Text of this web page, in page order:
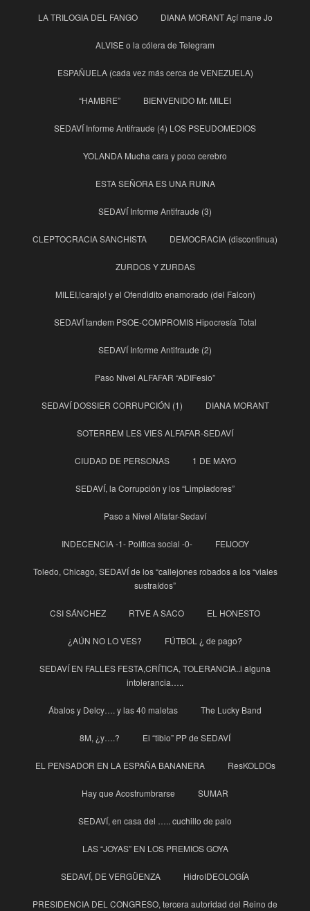
LA TRILOGIA DEL FANGO DIANA MORANT Açí mane Jo
ALVISE o la cólera de Telegram
ESPAÑUELA (cada vez más cerca de VENEZUELA)
“HAMBRE” BIENVENIDO Mr. MILEI
SEDAVÍ Informe Antifraude (4) LOS PSEUDOMEDIOS
YOLANDA Mucha cara y poco cerebro
ESTA SEÑORA ES UNA RUINA
SEDAVÍ Informe Antifraude (3)
CLEPTOCRACIA SANCHISTA DEMOCRACIA (discontinua)
ZURDOS Y ZURDAS
MILEI,!carajo! y el Ofendidito enamorado (del Falcon)
SEDAVÍ tandem PSOE-COMPROMIS Hipocresía Total
SEDAVÍ Informe Antifraude (2)
Paso Nivel ALFAFAR “ADIFesio”
SEDAVÍ DOSSIER CORRUPCIÓN (1) DIANA MORANT
SOTERREM LES VIES ALFAFAR-SEDAVÍ
CIUDAD DE PERSONAS 1 DE MAYO
SEDAVÍ, la Corrupción y los “Limpiadores”
Paso a Nivel Alfafar-Sedaví
INDECENCIA -1- Política social -0- FEIJOOY
Toledo, Chicago, SEDAVÍ de los “callejones robados a los “viales
sustraídos”
CSI SÁNCHEZ RTVE A SACO EL HONESTO
¿AÚN NO LO VES? FÚTBOL ¿ de pago?
SEDAVÍ EN FALLES FESTA,CRÍTICA, TOLERANCIA..i alguna
intolerancia…..
Ábalos y Delcy…. y las 40 maletas The Lucky Band
8M, ¿y….? El “tibio” PP de SEDAVÍ
EL PENSADOR EN LA ESPAÑA BANANERA ResKOLDOs
Hay que Acostrumbrarse SUMAR
SEDAVÍ, en casa del ….. cuchillo de palo
LAS “JOYAS” EN LOS PREMIOS GOYA
SEDAVÍ, DE VERGÜENZA HidroIDEOLOGÍA
PRESIDENCIA DEL CONGRESO, tercera autoridad del Reino de